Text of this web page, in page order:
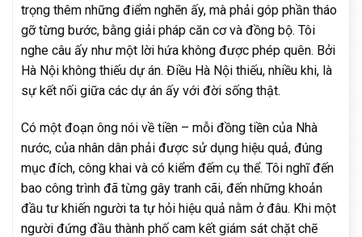
trọng thêm những điểm nghẽn ấy, mà phải góp phần tháo
gỡ từng bước, bằng giải pháp căn cơ và đồng bộ. Tôi
nghe câu ấy như một lời hứa không được phép quên. Bởi
Hà Nội không thiếu dự án. Điều Hà Nội thiếu, nhiều khi, là
sự kết nối giữa các dự án ấy với đời sống thật.
Có một đoạn ông nói về tiền – mỗi đồng tiền của Nhà
nước, của nhân dân phải được sử dụng hiệu quả, đúng
mục đích, công khai và có kiểm đếm cụ thể. Tôi nghĩ đến
bao công trình đã từng gây tranh cãi, đến những khoản
đầu tư khiến người ta tự hỏi hiệu quả nằm ở đâu. Khi một
người đứng đầu thành phố cam kết giám sát chặt chẽ